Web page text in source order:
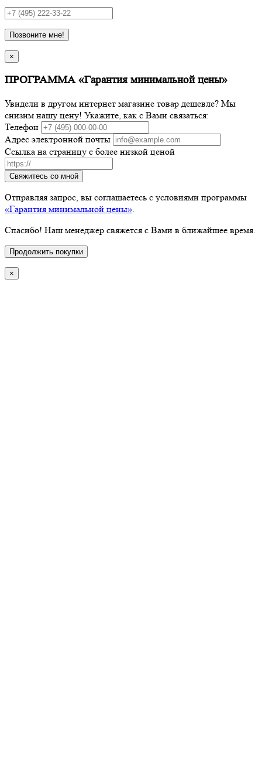
Позвоните мне!
×
ПРОГРАММА «Гарантия минимальной цены»
Увидели в другом интернет магазине товар дешевле? Мы
снизим нашу цену! Укажите, как с Вами связаться:
Телефон
Адрес электронной почты
Ссылка на страницу с более низкой ценой
Свяжитесь со мной
Отправляя запрос, вы соглашаетесь с условиями программы
«Гарантия минимальной цены»
Спасибо! Наш менеджер свяжется с Вами в ближайшее время.
Продолжить покупки
×